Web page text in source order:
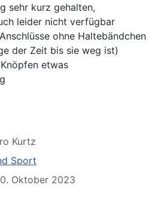
sehr kurz gehalten,
leider nicht verfügbar
ohne Haltebändchen
der Zeit bis sie weg ist)
etwas
Kurtz
Sport
Oktober 2023